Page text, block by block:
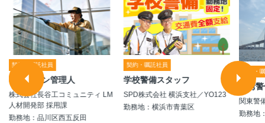
契約・嘱託社員
マンション管理人
株式会社長谷工コミュニティ LM
人材開発部 採用課
勤務地：品川区西五反田
契約・嘱託社員
学校警備スタッフ
SPD株式会社 横浜支社／YO123
勤務地：横浜市青葉区
契約・
港湾
関東警
勤務地